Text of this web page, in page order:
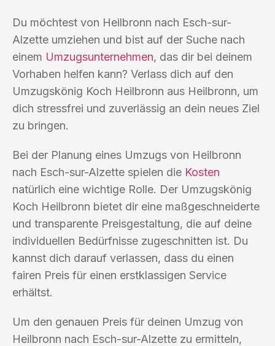
Du möchtest von Heilbronn nach Esch-sur-
Alzette umziehen und bist auf der Suche nach
einem Umzugsunternehmen, das dir bei deinem
Vorhaben helfen kann? Verlass dich auf den
Umzugskönig Koch Heilbronn aus Heilbronn, um
dich stressfrei und zuverlässig an dein neues Ziel
zu bringen.
Bei der Planung eines Umzugs von Heilbronn
nach Esch-sur-Alzette spielen die Kosten
natürlich eine wichtige Rolle. Der Umzugskönig
Koch Heilbronn bietet dir eine maßgeschneiderte
und transparente Preisgestaltung, die auf deine
individuellen Bedürfnisse zugeschnitten ist. Du
kannst dich darauf verlassen, dass du einen
fairen Preis für einen erstklassigen Service
erhältst.
Um den genauen Preis für deinen Umzug von
Heilbronn nach Esch-sur-Alzette zu ermitteln,